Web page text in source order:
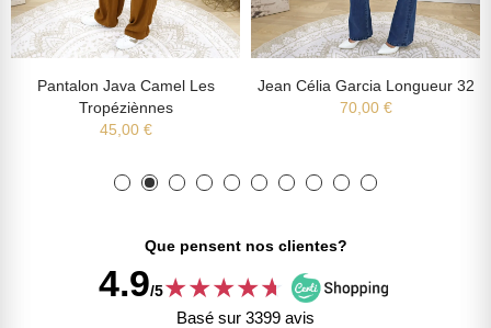
Pantalon Java Camel Les
Tropéziènnes
45,00 €
Jean Célia Garcia Longueur 32
70,00 €
Que pensent nos clientes?
4.9/5★★★★★
★
Basé sur 3399 avis